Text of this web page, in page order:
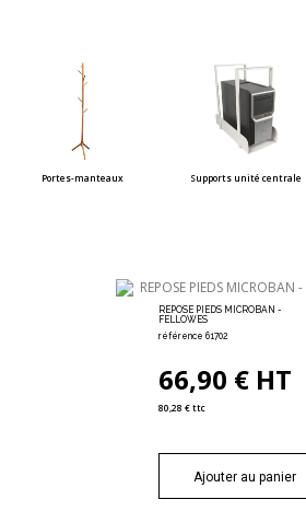
Portes-manteaux Supports unité centrale
REPOSE PIEDS MICROBAN -
FELLOWES
référence 61702
66,90 € HT
80,28 € ttc
Ajouter au panier